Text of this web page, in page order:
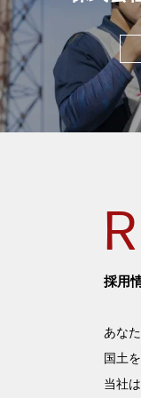
R
採用
あな
国土
当社